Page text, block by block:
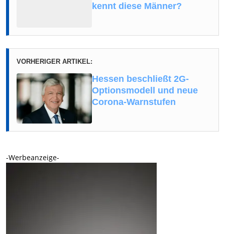
kennt diese Männer?
VORHERIGER ARTIKEL:
Hessen beschließt 2G-
Optionsmodell und neue
Corona-Warnstufen
-Werbeanzeige-